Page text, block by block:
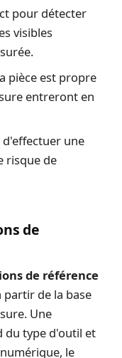
pour détecter
visibles
pièce est propre
entreront en
d'effectuer une
risque de
de
de référence
de la base
Une
du type d'outil et
le